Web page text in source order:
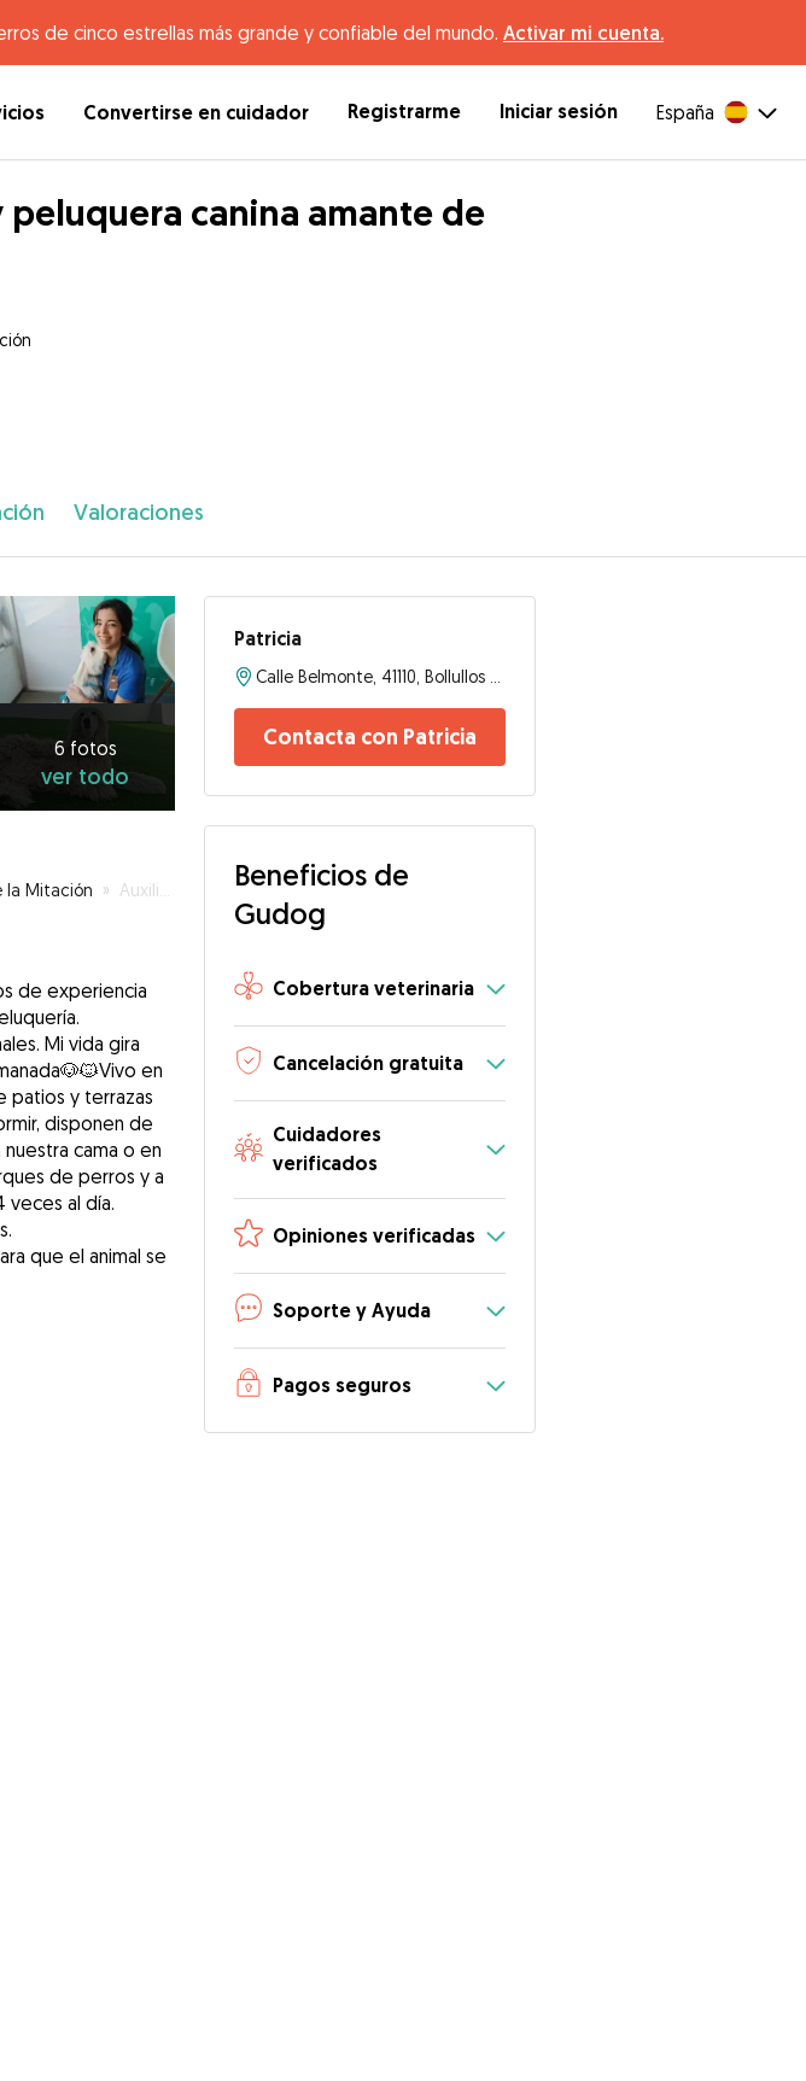
de cinco estrellas más grande y confiable del mundo. Activar mi cuenta.
Convertirse en cuidador Registrarme Iniciar sesión España
canina amante de
Valoraciones
6 fotos
ver todo
la Mitación » Auxiliar veterinaria y peluquera canina amante de los animales
de experiencia
Mi vida gira
en
patios y terrazas
disponen de
cama o en
de perros y a
veces al día.
que el animal se
Patricia
Contacta con Patricia
Beneficios de
Gudog
Cobertura veterinaria
Cancelación gratuita
Cuidadores
verificados
Opiniones verificadas
Soporte y Ayuda
Pagos seguros